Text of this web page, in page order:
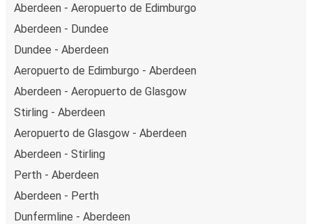
Aberdeen - Aeropuerto de Edimburgo
Aberdeen - Dundee
Dundee - Aberdeen
Aeropuerto de Edimburgo - Aberdeen
Aberdeen - Aeropuerto de Glasgow
Stirling - Aberdeen
Aeropuerto de Glasgow - Aberdeen
Aberdeen - Stirling
Perth - Aberdeen
Aberdeen - Perth
Dunfermline - Aberdeen